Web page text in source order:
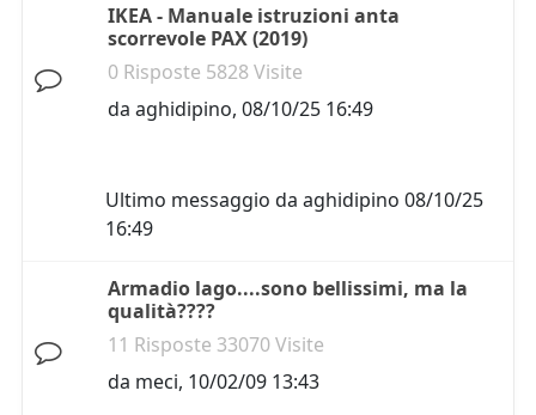
IKEA - Manuale istruzioni anta
scorrevole PAX (2019)
0 Risposte 5828 Visite
da aghidipino, 08/10/25 16:49
Ultimo messaggio da aghidipino 08/10/25
16:49
Armadio lago....sono bellissimi, ma la
qualità????
11 Risposte 33070 Visite
da meci, 10/02/09 13:43